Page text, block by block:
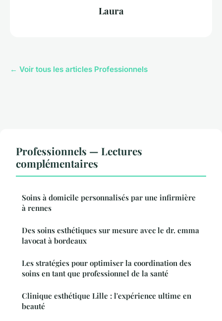
Laura
← Voir tous les articles Professionnels
Professionnels — Lectures
complémentaires
Soins à domicile personnalisés par une infirmière
à rennes
Des soins esthétiques sur mesure avec le dr. emma
lavocat à bordeaux
Les stratégies pour optimiser la coordination des
soins en tant que professionnel de la santé
Clinique esthétique Lille : l'expérience ultime en
beauté